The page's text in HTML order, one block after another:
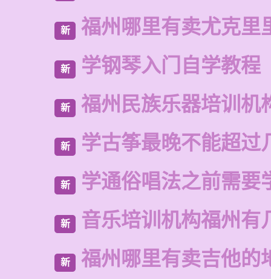
新 福州哪里有卖尤克里
新 学钢琴入门自学教程
新 福州民族乐器培训机
新 学古筝最晚不能超过
新 学通俗唱法之前需要
新 音乐培训机构福州有
新 福州哪里有卖吉他的